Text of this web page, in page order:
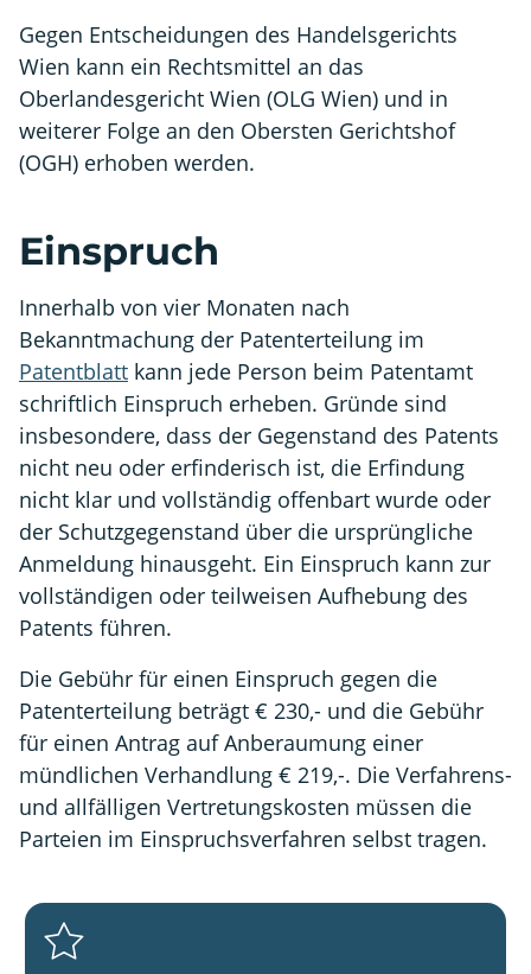
Gegen Entscheidungen des Handelsgerichts
Wien kann ein Rechtsmittel an das
Oberlandesgericht Wien (OLG Wien) und in
weiterer Folge an den Obersten Gerichtshof
(OGH) erhoben werden.
Einspruch
Innerhalb von vier Monaten nach
Bekanntmachung der Patenterteilung im
Patentblatt kann jede Person beim Patentamt
schriftlich Einspruch erheben. Gründe sind
insbesondere, dass der Gegenstand des Patents
nicht neu oder erfinderisch ist, die Erfindung
nicht klar und vollständig offenbart wurde oder
der Schutzgegenstand über die ursprüngliche
Anmeldung hinausgeht. Ein Einspruch kann zur
vollständigen oder teilweisen Aufhebung des
Patents führen.
Die Gebühr für einen Einspruch gegen die
Patenterteilung beträgt € 230,- und die Gebühr
für einen Antrag auf Anberaumung einer
mündlichen Verhandlung € 219,-. Die Verfahrens-
und allfälligen Vertretungskosten müssen die
Parteien im Einspruchsverfahren selbst tragen.